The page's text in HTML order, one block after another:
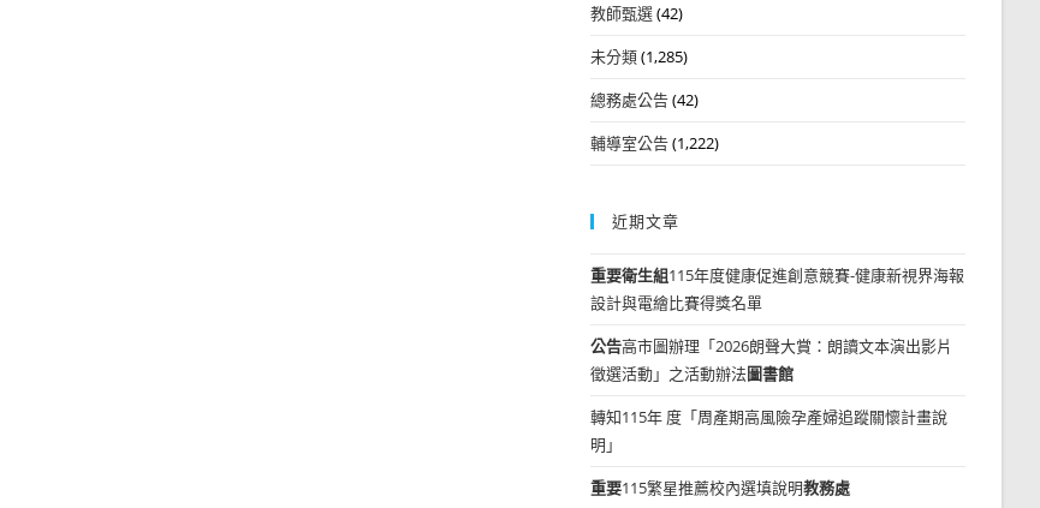
教師甄選(42)
未分類(1,285)
總務處公告(42)
輔導室公告(1,222)
近期文章
重要衛生組115年度健康促進創意競賽-健康新視界海報
設計與電繪比賽得獎名單
公告高市圖辦理「2026朗聲大賞：朗讀文本演出影片
徵選活動」之活動辦法圖書館
轉知115年 度「周產期高風險孕產婦追蹤關懷計畫說
明」
重要115繁星推薦校內選填說明教務處